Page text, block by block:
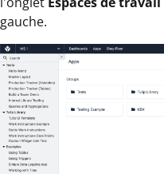
gauche.